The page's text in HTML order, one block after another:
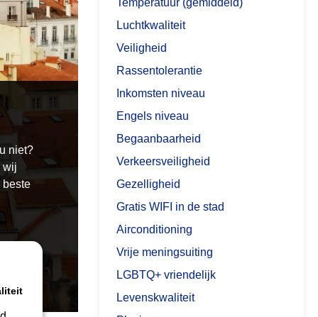
niet?
wij
beste
Temperatuur (gemiddeld)
Luchtkwaliteit
Veiligheid
Rassentolerantie
Inkomsten niveau
Engels niveau
Begaanbaarheid
Verkeersveiligheid
Gezelligheid
Gratis WIFI in de stad
Airconditioning
Vrije meningsuiting
LGBTQ+ vriendelijk
Levenskwaliteit